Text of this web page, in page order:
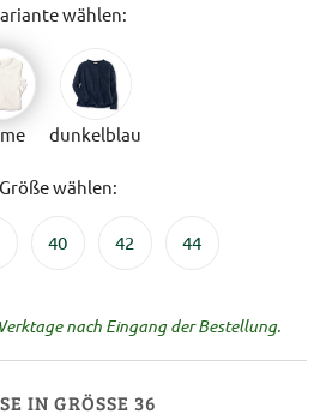
wählen:
dunkelblau
Größe wählen:
40 42 44
nach Eingang der Bestellung.
IN GRÖSSE 36